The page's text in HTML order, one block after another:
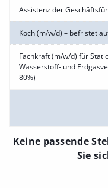
Assistenz der
Koch (m/w/d) – befristet
Fachkraft (m/w/d) für
Wasserstoff- und
80%)
Keine passende
Sie